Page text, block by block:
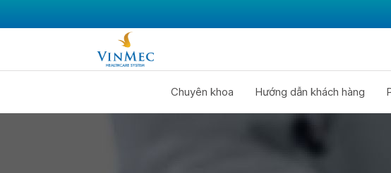
Chuyên khoa Hướng dẫn khách hàng